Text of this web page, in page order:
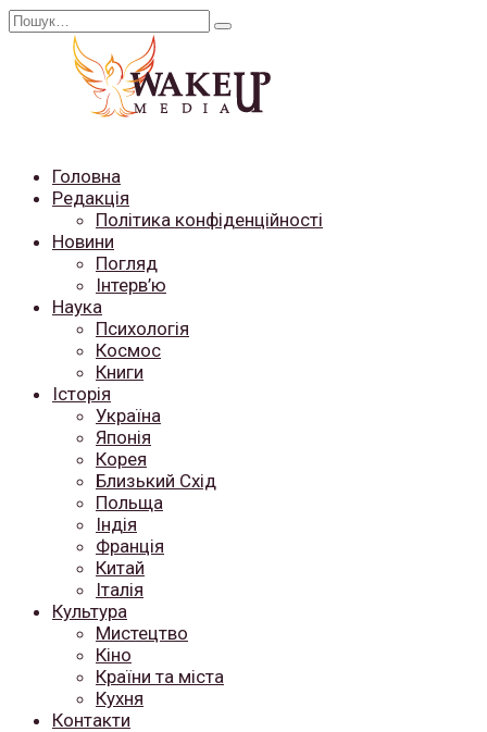
Перейти
Search
Головна
Редакція
Політика конфіденційності
Новини
Погляд
Інтерв’ю
Наука
Психологія
Космос
Книги
Історія
Україна
Японія
Корея
Близький Схід
Польща
Індія
Франція
Китай
Італія
Культура
Мистецтво
Кіно
Країни та міста
Кухня
Контакти